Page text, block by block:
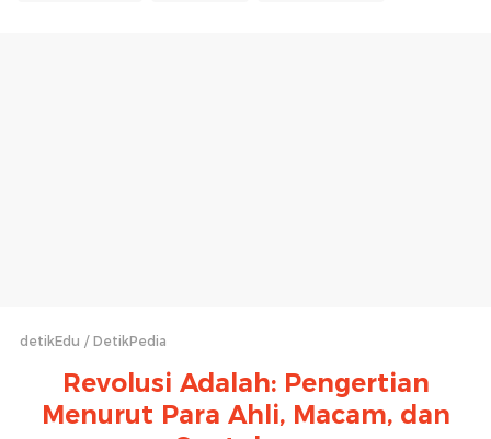
detikEdu DetikPedia
Revolusi Adalah: Pengertian
Menurut Para Ahli, Macam, dan